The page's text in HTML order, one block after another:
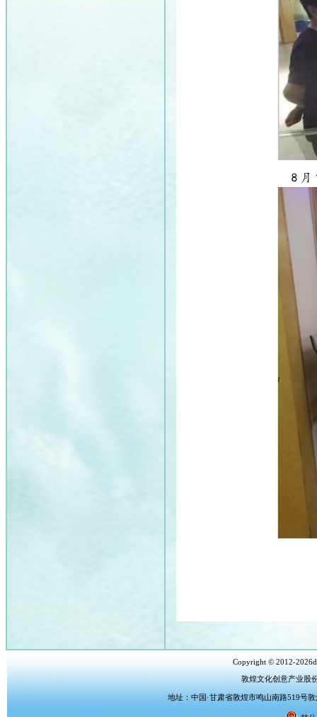
Copyright © 2012-
敦煌文化创意产业股
地址：中国·甘肃省敦煌市鸣山南路519